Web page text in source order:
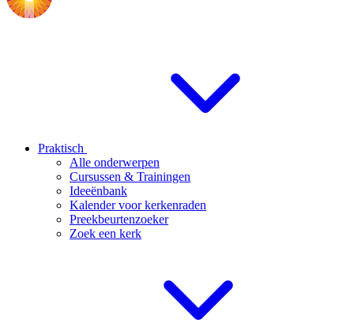
Praktisch
Alle onderwerpen
Cursussen & Trainingen
Ideeënbank
Kalender voor kerkenraden
Preekbeurtenzoeker
Zoek een kerk